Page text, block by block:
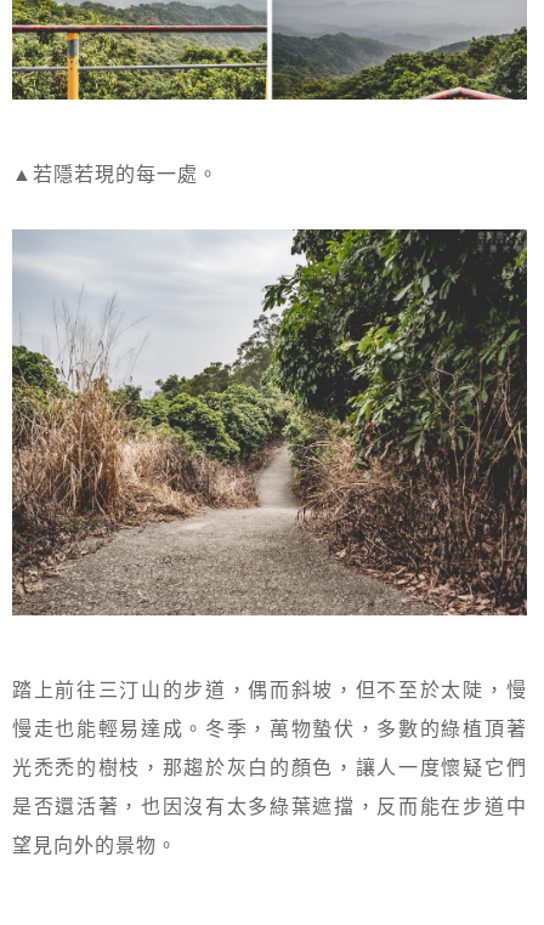
▲若隱若現的每一處。
踏上前往三汀山的步道，偶而斜坡，但不至於太陡，慢
慢走也能輕易達成。冬季，萬物蟄伏，多數的綠植頂著
光禿禿的樹枝，那趨於灰白的顏色，讓人一度懷疑它們
是否還活著，也因沒有太多綠葉遮擋，反而能在步道中
望見向外的景物。